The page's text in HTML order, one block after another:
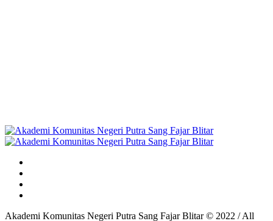
Akademi Komunitas Negeri Putra Sang Fajar Blitar © 2022 / All